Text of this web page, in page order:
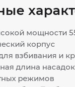
мощности
корпус
взбивания и
длина
режимов